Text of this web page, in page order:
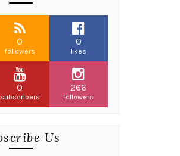
0
followers
0
likes
0
subscribers
266
followers
Us